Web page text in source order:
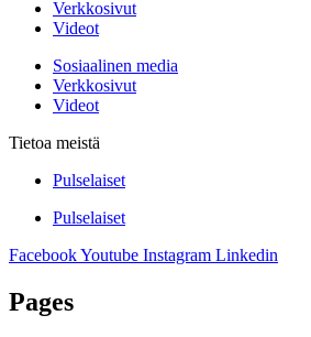
Verkkosivut
Videot
Sosiaalinen media
Verkkosivut
Videot
Tietoa meistä
Pulselaiset
Pulselaiset
FacebookYoutube Instagram Linkedin
Pages